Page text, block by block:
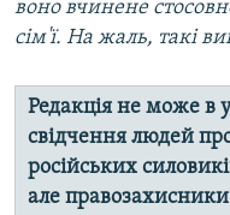
воно вчинене
сім'ї. На жаль, такі
Редакція не може в
свідчення людей
російських
але